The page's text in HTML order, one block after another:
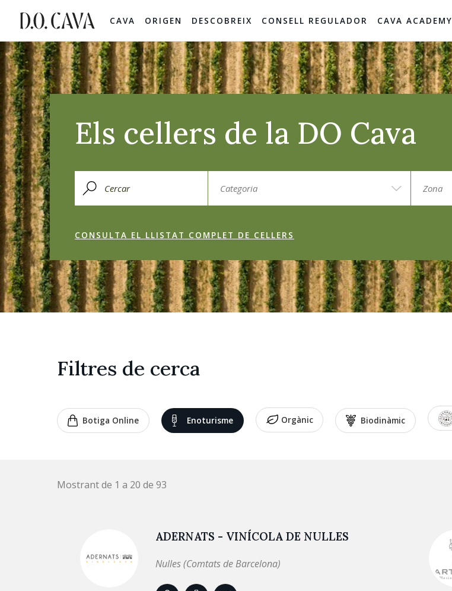
CAVA ORIGEN DESCOBREIX CONSELL REGULADOR CAVA ACADEMY
Els cellers de la DO Cava
CONSULTA EL LLISTAT COMPLET DE CELLERS
Filtres de cerca
Botiga Online Enoturisme Orgànic Biodinàmic
Mostrant de 1 a 20 de 93
ADERNATS - VINÍCOLA DE NULLES
Nulles (Comtats de Barcelona)